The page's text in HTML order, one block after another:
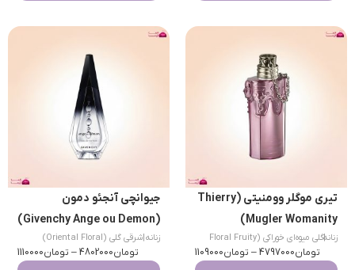
تیری موگلر وومنیتی (Thierry
Mugler Womanity)
زنانه
|
گلی میوه‌ای خوراکی (Floral Fruity
Gourmand)
تومان4797000
– تومان1109000
جیوانچی آنجئو دمون
(Givenchy Ange ou Demon)
زنانه|شرقی گلی (Oriental Floral)
تومان4802000
– تومان1110000